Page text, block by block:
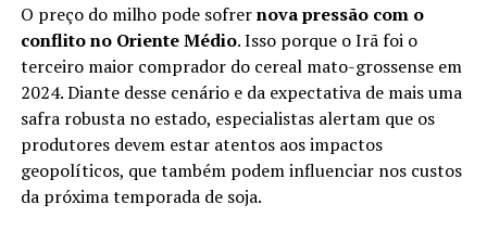
O preço do milho pode sofrernova pressão com o
conflito no Oriente Médio. Isso porque o Irã foi o
terceiro maior comprador do cereal mato-grossense em
2024. Diante desse cenário e da expectativa de mais uma
safra robusta no estado, especialistas alertam que os
produtores devem estar atentos aos impactos
geopolíticos, que também podem influenciar nos custos
da próxima temporada de soja.